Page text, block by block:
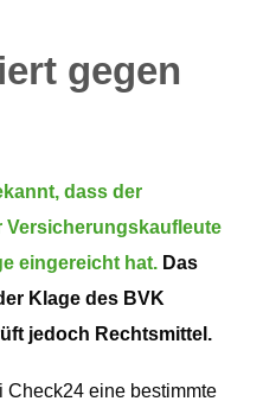
gegen
dass der
Versicherungskaufleute
eingereicht hat. Das
Klage des BVK
jedoch Rechtsmittel.
Check24 eine bestimmte